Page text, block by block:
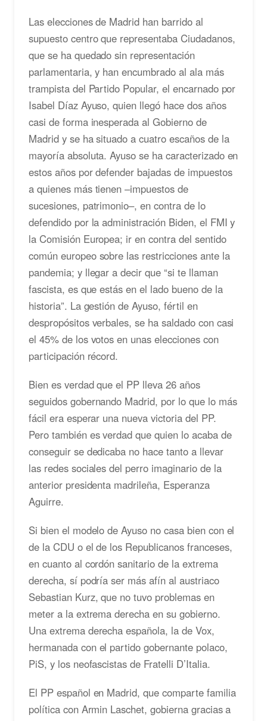
Las elecciones de Madrid han barrido al
supuesto centro que representaba Ciudadanos,
que se ha quedado sin representación
parlamentaria, y han encumbrado al ala más
trampista del Partido Popular, el encarnado por
Isabel Díaz Ayuso, quien llegó hace dos años
casi de forma inesperada al Gobierno de
Madrid y se ha situado a cuatro escaños de la
mayoría absoluta. Ayuso se ha caracterizado en
estos años por defender bajadas de impuestos
a quienes más tienen –impuestos de
sucesiones, patrimonio–, en contra de lo
defendido por la administración Biden, el FMI y
la Comisión Europea; ir en contra del sentido
común europeo sobre las restricciones ante la
pandemia; y llegar a decir que “si te llaman
fascista, es que estás en el lado bueno de la
historia”. La gestión de Ayuso, fértil en
despropósitos verbales, se ha saldado con casi
el 45% de los votos en unas elecciones con
participación récord.
Bien es verdad que el PP lleva 26 años
seguidos gobernando Madrid, por lo que lo más
fácil era esperar una nueva victoria del PP.
Pero también es verdad que quien lo acaba de
conseguir se dedicaba no hace tanto a llevar
las redes sociales del perro imaginario de la
anterior presidenta madrileña, Esperanza
Aguirre.
Si bien el modelo de Ayuso no casa bien con el
de la CDU o el de los Republicanos franceses,
en cuanto al cordón sanitario de la extrema
derecha, sí podría ser más afín al austriaco
Sebastian Kurz, que no tuvo problemas en
meter a la extrema derecha en su gobierno.
Una extrema derecha española, la de Vox,
hermanada con el partido gobernante polaco,
PiS, y los neofascistas de Fratelli D’Italia.
El PP español en Madrid, que comparte familia
política con Armin Laschet, gobierna gracias a